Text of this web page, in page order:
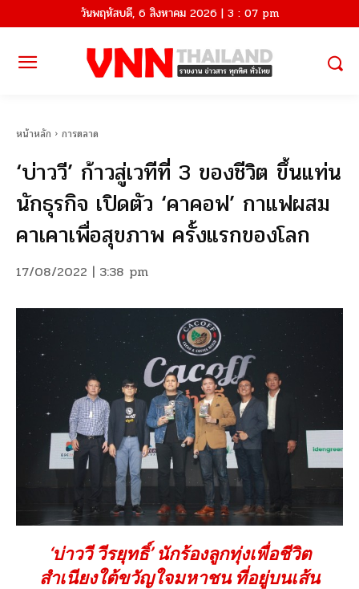
วันพฤหัสบดี, 6 สิงหาคม 2026 | 3 : 07 pm
หน้าหลัก การตลาด
‘บ่าววี’ ก้าวสู่เวทีที่ 3 ของชีวิต ขึ้นแท่น
นักธุรกิจ เปิดตัว ‘คาคอฟ’ กาแฟผสม
คาเคาเพื่อสุขภาพ ครั้งแรกของโลก
17/08/2022 | 3:38 pm
‘บ่าววี วีรยุทธิ์’ นักร้องลูกทุ่งเพื่อชีวิต
สำเนียงใต้ขวัญใจมหาชน ที่อยู่บนเส้น